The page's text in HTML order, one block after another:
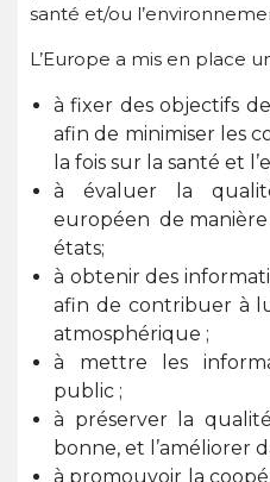
santé et/ou
L’Europe a mis en place
à fixer des objectifs
afin de minimiser les
la fois sur la santé et
à évaluer la
européen de
états;
à obtenir des
afin de contribuer à
atmosphérique ;
à mettre les
public ;
à préserver la
bonne, et l’améliorer
à promouvoir la